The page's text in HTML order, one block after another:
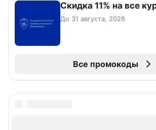
Скидка 11% на все
До 31 августа, 2026
Все промокоды